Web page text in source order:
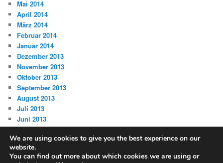
Mai 2014
April 2014
März 2014
Februar 2014
Januar 2014
Dezember 2013
November 2013
Oktober 2013
September 2013
August 2013
Juli 2013
Juni 2013
We are using cookies to give you the best experience on our
website.
You can find out more about which cookies we are using or